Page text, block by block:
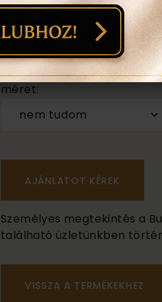
18 karátos
színe:
mint a képen
méret:
nem tudom
Személyes megtekintés a
található üzletünkben
VISSZA A TERMÉKEKHEZ